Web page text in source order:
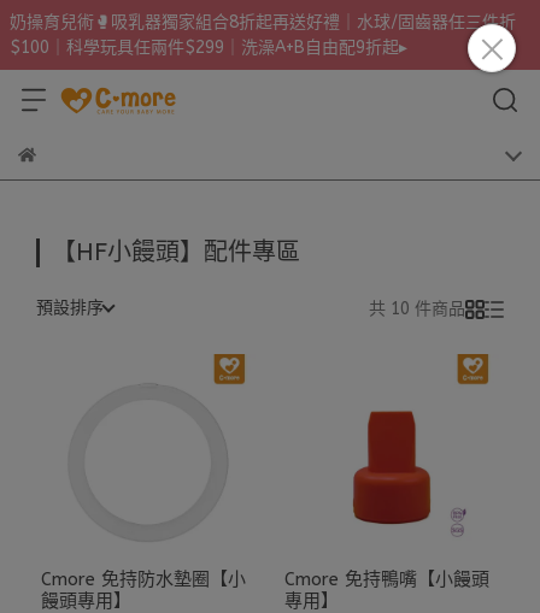
奶操育兒術🥊吸乳器獨家組合8折起再送好禮｜水球/固齒器任三件折
$100｜科學玩具任兩件$299｜洗澡A+B自由配9折起▸
【HF小饅頭】配件專區
預設排序 共 10 件商品
Cmore 免持防水墊圈【小
饅頭專用】
Cmore 免持鴨嘴【小饅頭
專用】